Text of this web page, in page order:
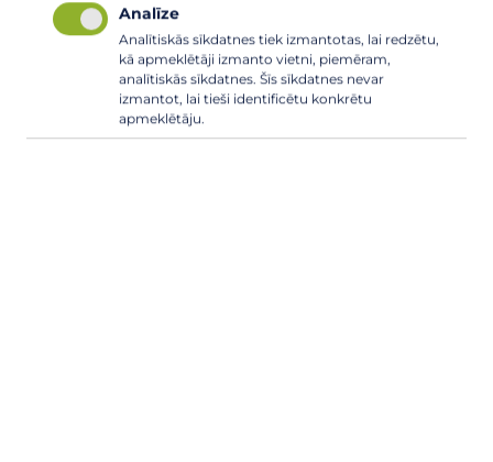
Analīze
Analītiskās sīkdatnes tiek izmantotas, lai redzētu,
kā apmeklētāji izmanto vietni, piemēram,
analītiskās sīkdatnes. Šīs sīkdatnes nevar
izmantot, lai tieši identificētu konkrētu
apmeklētāju.